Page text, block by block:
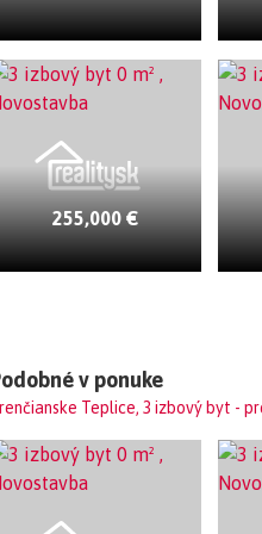
255,000 €
v ponuke
Teplice, 3 izbový byt -